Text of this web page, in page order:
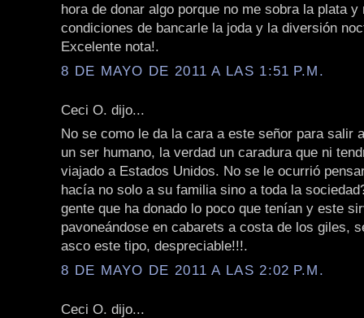
hora de donar algo porque no me sobra la plata y
condiciones de bancarle la joda y la diversión
Excelente nota!.
8 DE MAYO DE 2011 A LAS 1:51 P.M.
Ceci O. dijo...
No se como le da la cara a este señor para salir
un ser humano, la verdad un caradura que ni
viajado a Estados Unidos. No se le ocurrió
hacía no solo a su familia sino a toda la
gente que ha donado lo poco que tenían y este
pavoneándose en cabarets a costa de los giles,
asco este tipo, despreciable!!!.
8 DE MAYO DE 2011 A LAS 2:02 P.M.
Ceci O. dijo...